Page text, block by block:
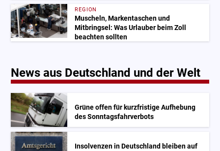
REGION
Muscheln, Markentaschen und
Mitbringsel: Was Urlauber beim Zoll
beachten sollten
News aus Deutschland und der Welt
Grüne offen für kurzfristige Aufhebung
des Sonntagsfahrverbots
Insolvenzen in Deutschland bleiben auf